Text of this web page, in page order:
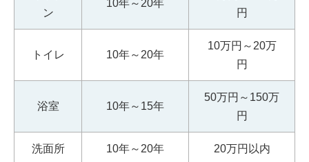
ン
10年～20年
円
トイレ 10年～20年
10万円～20万
円
浴室 10年～15年
50万円～150万
円
洗面所 10年～20年 20万円以内